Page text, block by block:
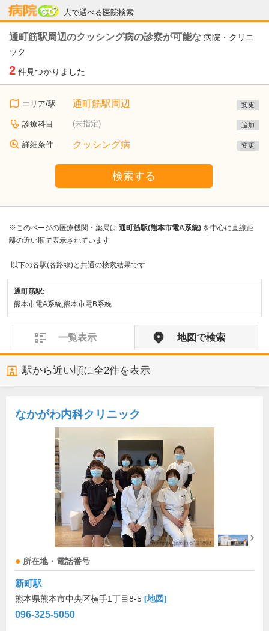
人で選べる医院検索
病院なび
通町筋駅周辺のクッシング病の診察が可能な 病院・クリニ
ック
2 件見つかりました
エリア/駅 通町筋駅周辺 変更
診療科目 (未指定) 追加
詳細条件 クッシング病 変更
検索する
※このページの医療機関・薬局は 通町筋駅(熊本市電A系統) を中心に直線距
離の近い順で表示されています
以下の各駅(各路線)と共通の検索結果です
通町筋駅:
熊本市電A系統,熊本市電B系統
一覧表示 地図で検索
駅から近い順に全2件を表示
なかがわ内科クリニック
所在地・電話番号
新町駅
熊本県熊本市中央区横手1丁目8-5 [地図]
096-325-5050